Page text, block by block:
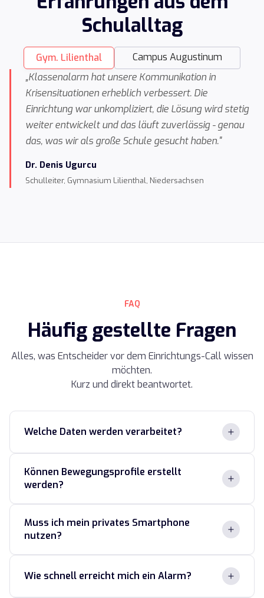
Schulalltag
Gym. Lilienthal
Campus Augustinum
„Klassenalarm hat unsere Kommunikation in
Krisensituationen erheblich verbessert. Die
Einrichtung war unkompliziert, die Lösung wird stetig
weiter entwickelt und das läuft zuverlässig - genau
das, was wir als große Schule gesucht haben."
Dr. Denis Ugurcu
Schulleiter, Gymnasium Lilienthal, Niedersachsen
FAQ
Häufig gestellte Fragen
Alles, was Entscheider vor dem Einrichtungs-Call wissen
möchten.
Kurz und direkt beantwortet.
Welche Daten werden verarbeitet?
Können Bewegungsprofile erstellt
werden?
Muss ich mein privates Smartphone
nutzen?
Wie schnell erreicht mich ein Alarm?